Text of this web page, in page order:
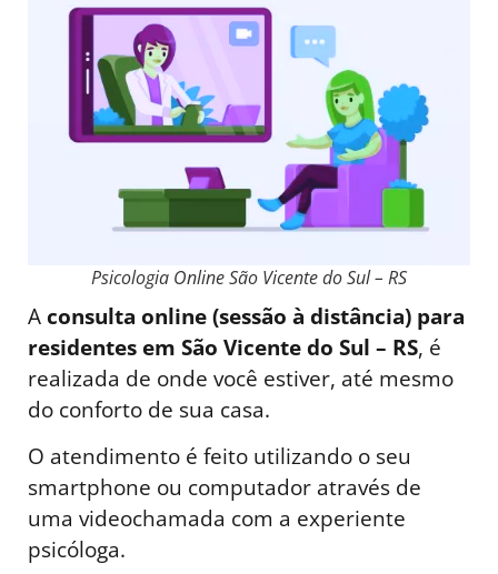
Psicologia Online São Vicente do Sul – RS
Aconsulta online (sessão à distância) para
residentes em São Vicente do Sul – RS, é
realizada de onde você estiver, até mesmo
do conforto de sua casa.
O atendimento é feito utilizando o seu
smartphone ou computador através de
uma videochamada com a experiente
psicóloga.